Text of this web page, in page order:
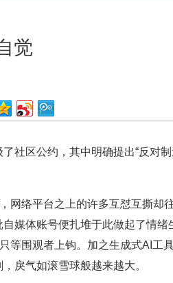
觉
区公约，其中明确提出“反对制
络平台之上的许多互怼互撕却
媒体账号便扎堆于此做起了情绪
等围观者上钩。加之生成式AI工
戾气如滚雪球般越来越大。